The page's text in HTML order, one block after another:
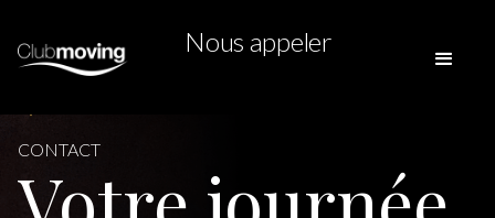
Nous appeler
CONTACT